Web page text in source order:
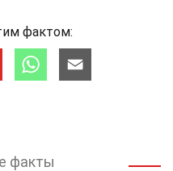
фактом:
факты